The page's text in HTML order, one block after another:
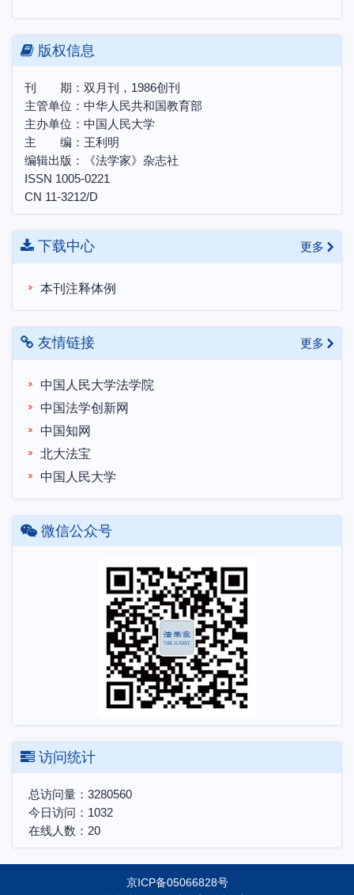
“构建中国特色法学知识体系、话语体系和法治体
系”2024年度学术研讨会 征文启事
研讨会暨博士生学术论坛会议预通知
农村集体所有制的法律实现机制研讨会邀请函
第三届天同法典评注研讨会“法典评注写作中的各
项问题”理论研讨会邀请函
版权信息
刊 期：双月刊，1986创刊
主管单位：中华人民共和国教育部
主办单位：中国人民大学
主 编：王利明
编辑出版：《法学家》杂志社
ISSN 1005-0221
CN 11-3212/D
下载中心 更多
本刊注释体例
友情链接 更多
中国人民大学法学院
中国法学创新网
中国知网
北大法宝
中国人民大学
微信公众号
访问统计
总访问量： 3280560
今日访问： 1032
在线人数： 20
京ICP备05066828号